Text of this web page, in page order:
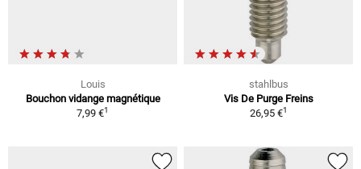
Louis
Bouchon vidange magnétique
7,99 €1
stahlbus
Vis De Purge Freins
26,95 €1